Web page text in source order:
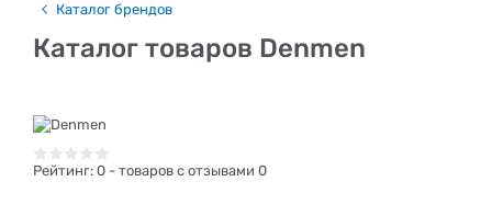
Каталог брендов
Каталог товаров Denmen
Рейтинг: 0 - товаров с отзывами 0